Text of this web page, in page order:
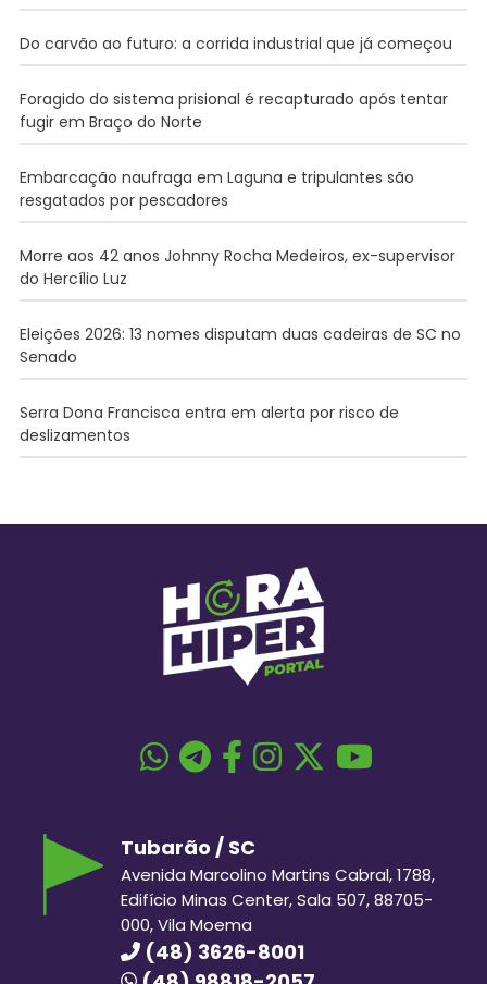
Do carvão ao futuro: a corrida industrial que já começou
Foragido do sistema prisional é recapturado após tentar
fugir em Braço do Norte
Embarcação naufraga em Laguna e tripulantes são
resgatados por pescadores
Morre aos 42 anos Johnny Rocha Medeiros, ex-supervisor
do Hercílio Luz
Eleições 2026: 13 nomes disputam duas cadeiras de SC no
Senado
Serra Dona Francisca entra em alerta por risco de
deslizamentos
Tubarão / SC
Avenida Marcolino Martins Cabral, 1788,
Edifício Minas Center, Sala 507, 88705-
000, Vila Moema
(48) 3626-8001